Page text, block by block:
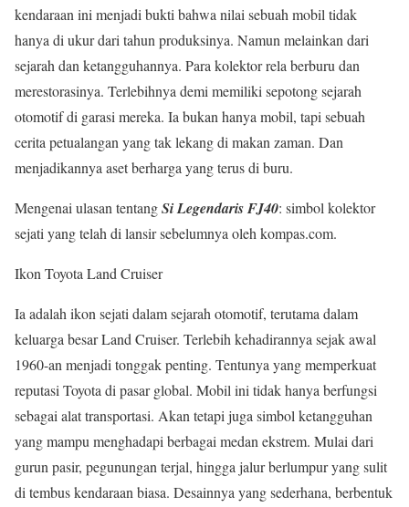
kendaraan ini menjadi bukti bahwa nilai sebuah mobil tidak
hanya di ukur dari tahun produksinya. Namun melainkan dari
sejarah dan ketangguhannya. Para kolektor rela berburu dan
merestorasinya. Terlebihnya demi memiliki sepotong sejarah
otomotif di garasi mereka. Ia bukan hanya mobil, tapi sebuah
cerita petualangan yang tak lekang di makan zaman. Dan
menjadikannya aset berharga yang terus di buru.
Mengenai ulasan tentangSi Legendaris FJ40: simbol kolektor
sejati yang telah di lansir sebelumnya oleh kompas.com.
Ikon Toyota Land Cruiser
Ia adalah ikon sejati dalam sejarah otomotif, terutama dalam
keluarga besar Land Cruiser. Terlebih kehadirannya sejak awal
1960-an menjadi tonggak penting. Tentunya yang memperkuat
reputasi Toyota di pasar global. Mobil ini tidak hanya berfungsi
sebagai alat transportasi. Akan tetapi juga simbol ketangguhan
yang mampu menghadapi berbagai medan ekstrem. Mulai dari
gurun pasir, pegunungan terjal, hingga jalur berlumpur yang sulit
di tembus kendaraan biasa. Desainnya yang sederhana, berbentuk